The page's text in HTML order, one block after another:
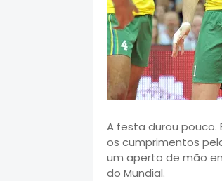
A festa durou pouco.
os cumprimentos
um aperto de mão
do Mundial.